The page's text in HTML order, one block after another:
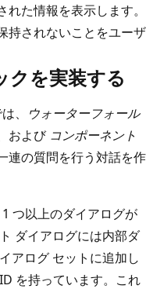
た情報を表示します。
持されないことをユーザ
クを実装する
、
ウォーターフォール
および コンポーネント
連の質問を行う対話を作
つ以上のダイアログが
ダイアログには内部ダ
アログ セットに追加し
を持っています。これ